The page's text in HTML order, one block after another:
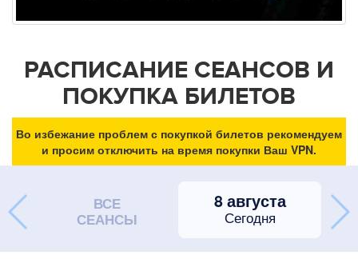
РАСПИСАНИЕ СЕАНСОВ И
ПОКУПКА БИЛЕТОВ
Во избежание проблем с покупкой билетов рекомендуем
и просим отключить на время покупки Ваш VPN.
ВСЕ
СЕАНСЫ
8 августа
Сегодня